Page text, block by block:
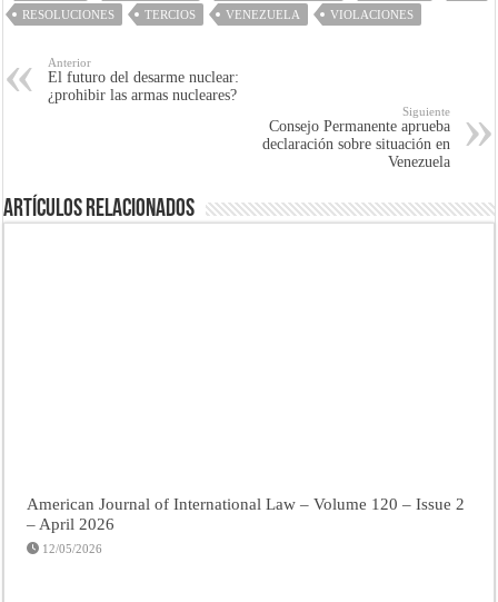
RESOLUCIONES TERCIOS VENEZUELA VIOLACIONES
Anterior
El futuro del desarme nuclear:
¿prohibir las armas nucleares?
Siguiente
Consejo Permanente aprueba
declaración sobre situación en
Venezuela
Artículos Relacionados
American Journal of International Law – Volume 120 – Issue 2
– April 2026
12/05/2026